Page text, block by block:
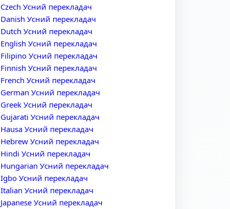
Czech Усний перекладач
Danish Усний перекладач
Dutch Усний перекладач
English Усний перекладач
Filipino Усний перекладач
Finnish Усний перекладач
French Усний перекладач
German Усний перекладач
Greek Усний перекладач
Gujarati Усний перекладач
Hausa Усний перекладач
Hebrew Усний перекладач
Hindi Усний перекладач
Hungarian Усний перекладач
Igbo Усний перекладач
Italian Усний перекладач
Japanese Усний перекладач